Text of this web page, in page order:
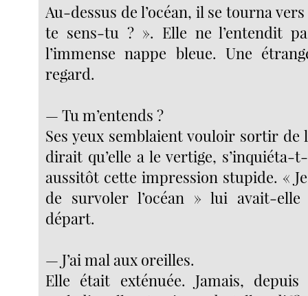
Au-dessus de l’océan, il se tourna
te sens-tu ? ». Elle ne l’entendit
l’immense nappe bleue. Une
regard.
— Tu m’entends ?
Ses yeux semblaient vouloir sortir de
dirait qu’elle a le vertige, s’inquiéta-
aussitôt cette impression stupide. «
de survoler l’océan » lui avait-
départ.
— J’ai mal aux oreilles.
Elle était exténuée. Jamais,